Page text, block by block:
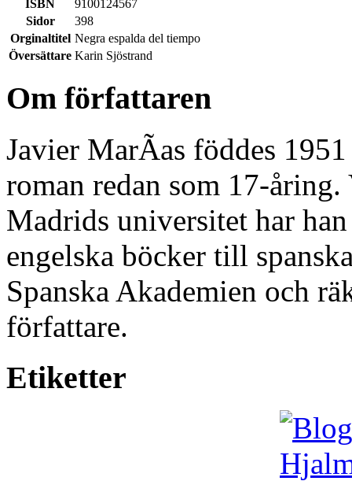
ISBN
9100124567
Sidor
398
Orginaltitel Negra espalda del tiempo
Översättare Karin Sjöstrand
Om författaren
Javier MarÃ­as föddes
roman redan som 17-
Madrids universitet har
engelska böcker till
Spanska Akademien och
författare.
Etiketter